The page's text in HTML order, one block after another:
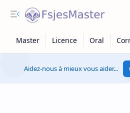
Aidez-nous à mieux vous aider...